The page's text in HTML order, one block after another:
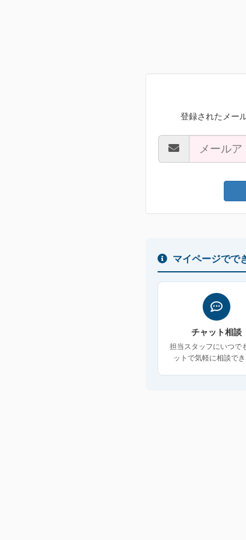
登録されたメー
マイページでで
チャット相談
担当スタッフにいつで
ットで気軽に相談で